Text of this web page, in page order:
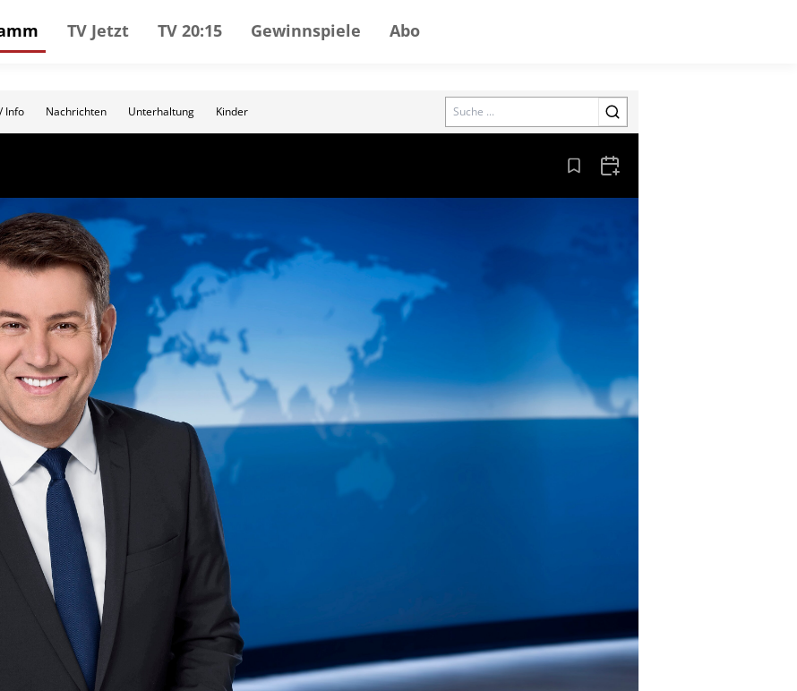
TV Jetzt TV 20:15 Gewinnspiele Abo
Info Nachrichten Unterhaltung Kinder Search
Aus den Lesezeichen entfernen
Zum Kalender hinzufügen